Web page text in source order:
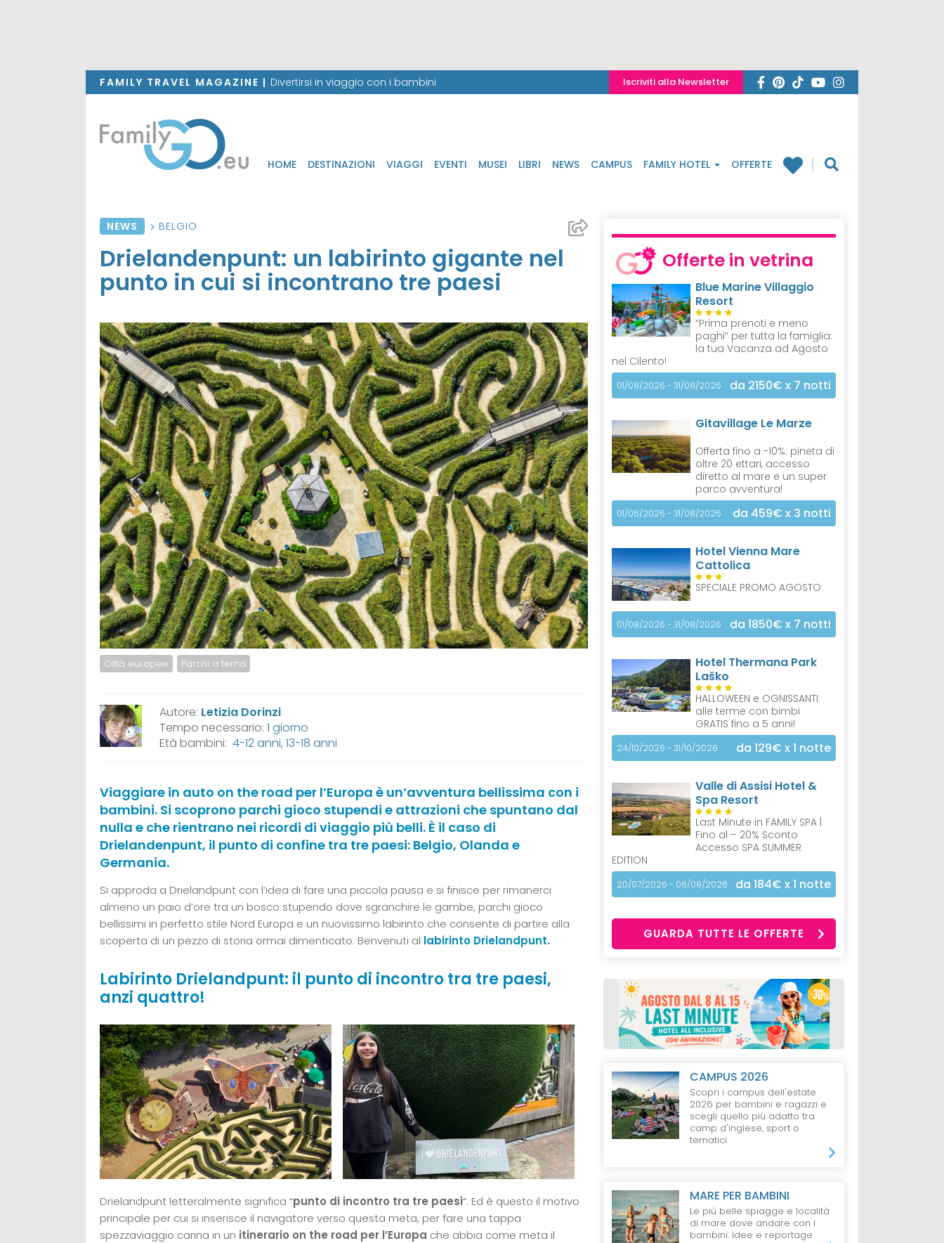
FAMILY TRAVEL MAGAZINE | Divertirsi in viaggio con i bambini Iscriviti alla Newsletter
HOME DESTINAZIONI VIAGGI EVENTI MUSEI LIBRI NEWS CAMPUS FAMILY HOTEL OFFERTE
NEWS BELGIO
Drielandenpunt: un labirinto gigante nel
punto in cui si incontrano tre paesi
Città europee Parchi a tema
Autore: Letizia Dorinzi
Tempo necessario: 1 giorno
Età bambini: 4-12 anni, 13-18 anni
Viaggiare in auto on the road per l’Europa è un’avventura bellissima con i
bambini. Si scoprono parchi gioco stupendi e attrazioni che spuntano dal
nulla e che rientrano nei ricordi di viaggio più belli. È il caso di
Drielandenpunt, il punto di confine tra tre paesi: Belgio, Olanda e
Germania.
Si approda a Drielandpunt con l’idea di fare una piccola pausa e si finisce per rimanerci
almeno un paio d’ore tra un bosco stupendo dove sgranchire le gambe, parchi gioco
bellissimi in perfetto stile Nord Europa e un nuovissimo labirinto che consente di partire alla
scoperta di un pezzo di storia ormai dimenticato. Benvenuti al labirinto Drielandpunt.
Labirinto Drielandpunt: il punto di incontro tra tre paesi,
anzi quattro!
Drielandpunt letteralmente significa “punto di incontro tra tre paesi“. Ed è questo il motivo
principale per cui si inserisce il navigatore verso questa meta, per fare una tappa
spezzaviaggio carina in un itinerario on the road per l’Europa che abbia come meta il
Offerte in vetrina
Blue Marine Villaggio
Resort
“Prima prenoti e meno
paghi” per tutta la famiglia:
la tua Vacanza ad Agosto
nel Cilento!
01/08/2026 - 31/08/2026 da 2150€ x 7 notti
Gitavillage Le Marze
Offerta fino a -10%: pineta di
oltre 20 ettari, accesso
diretto al mare e un super
parco avventura!
01/06/2026 - 31/08/2026 da 459€ x 3 notti
Hotel Vienna Mare
Cattolica
S
SPECIALE PROMO AGOSTO
01/08/2026 - 31/08/2026 da 1850€ x 7 notti
Hotel Thermana Park
Laško
HALLOWEEN e OGNISSANTI
alle terme con bimbi
GRATIS fino a 5 anni!
24/10/2026 - 31/10/2026 da 129€ x 1 notte
Valle di Assisi Hotel &
Spa Resort
Last Minute in FAMILY SPA |
Fino al – 20% Sconto
Accesso SPA SUMMER
EDITION
20/07/2026 - 06/08/2026 da 184€ x 1 notte
GUARDA TUTTE LE OFFERTE
CAMPUS 2026
Scopri i campus dell'estate
2026 per bambini e ragazzi e
scegli quello più adatto tra
camp d'inglese, sport o
tematici.
MARE PER BAMBINI
Le più belle spiagge e località
di mare dove andare con i
bambini. Idee e reportage.